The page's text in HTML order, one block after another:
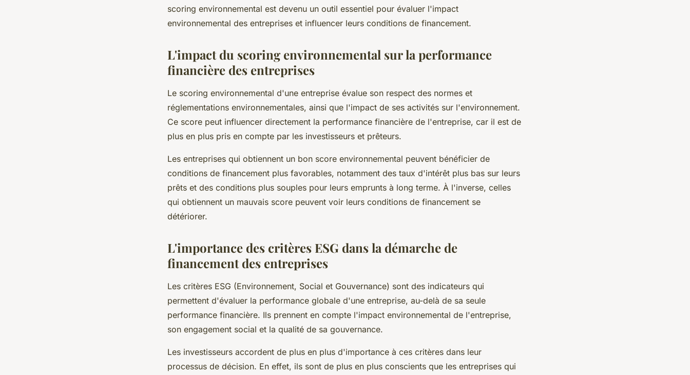
scoring environnemental est devenu un outil essentiel pour évaluer l'impact
environnemental des entreprises et influencer leurs conditions de financement.
L'impact du scoring environnemental sur la performance
financière des entreprises
Le scoring environnemental d'une entreprise évalue son respect des normes et
réglementations environnementales, ainsi que l'impact de ses activités sur l'environnement.
Ce score peut influencer directement la performance financière de l'entreprise, car il est de
plus en plus pris en compte par les investisseurs et prêteurs.
Les entreprises qui obtiennent un bon score environnemental peuvent bénéficier de
conditions de financement plus favorables, notamment des taux d'intérêt plus bas sur leurs
prêts et des conditions plus souples pour leurs emprunts à long terme. À l'inverse, celles
qui obtiennent un mauvais score peuvent voir leurs conditions de financement se
détériorer.
L'importance des critères ESG dans la démarche de
financement des entreprises
Les critères ESG (Environnement, Social et Gouvernance) sont des indicateurs qui
permettent d'évaluer la performance globale d'une entreprise, au-delà de sa seule
performance financière. Ils prennent en compte l'impact environnemental de l'entreprise,
son engagement social et la qualité de sa gouvernance.
Les investisseurs accordent de plus en plus d'importance à ces critères dans leur
processus de décision. En effet, ils sont de plus en plus conscients que les entreprises qui